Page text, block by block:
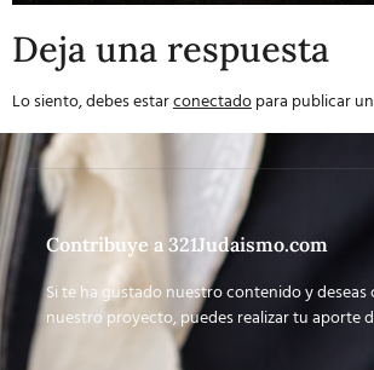
Deja una respuesta
Lo siento, debes estarconectadopara publicar
Contribuye a 321Judaismo.com
Si te ha gustado nuestro contenido y
nuestro proyecto, puedes realizar tu aporte